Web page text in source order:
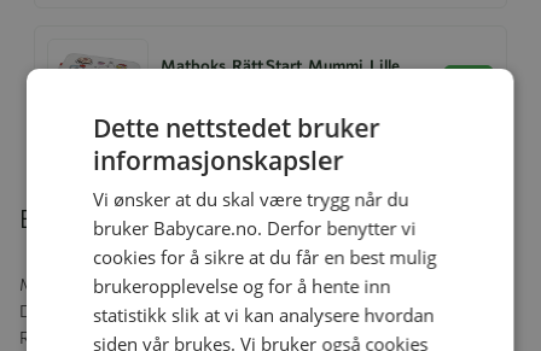
Matboks, Rätt Start, Mummi, Lille
Beskrivelse
Miljøvennlig og sjarmerende!
Denne flate tallerkenen med motiv fra Mummidalen er laget i
RPET, et resirkulert og bærekraftig materiale som bidrar til å
Dette nettstedet bruker
informasjonskapsler
Vi ønsker at du skal være trygg når du
bruker Babycare.no. Derfor benytter vi
cookies for å sikre at du får en best mulig
brukeropplevelse og for å hente inn
statistikk slik at vi kan analysere hvordan
siden vår brukes. Vi bruker også cookies